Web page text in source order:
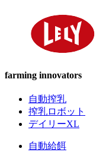
farming innovators
自動搾乳
搾乳ロボット
デイリーXL
自動給餌